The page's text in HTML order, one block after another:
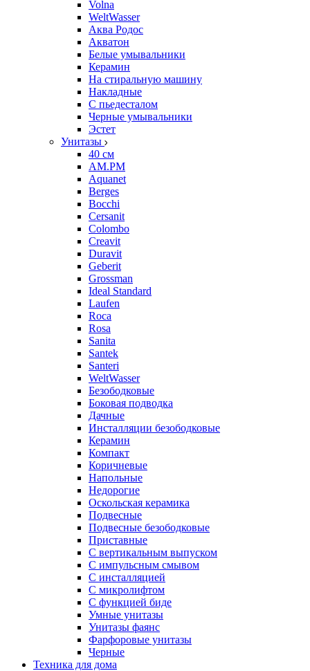
Volna
WeltWasser
Аква Родос
Акватон
Белые умывальники
Керамин
На стиральную машину
Накладные
С пьедесталом
Черные умывальники
Эстет
Унитазы
40 см
AM.PM
Aquanet
Berges
Bocchi
Cersanit
Colombo
Creavit
Duravit
Geberit
Grossman
Ideal Standard
Laufen
Roca
Rosa
Sanita
Santek
Santeri
WeltWasser
Безободковые
Боковая подводка
Дачные
Инсталляции безободковые
Керамин
Компакт
Коричневые
Напольные
Недорогие
Оскольская керамика
Подвесные
Подвесные безободковые
Приставные
С вертикальным выпуском
С импульсным смывом
С инсталляцией
С микролифтом
С функцией биде
Умные унитазы
Унитазы фаянс
Фарфоровые унитазы
Черные
Техника для дома